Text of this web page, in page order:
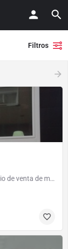
Filtros
arrow_forward
ELECTRICIDAD J.J. ALONSO ofrecemos servicio de venta de material eléctrico y instalaciones eléctricas e…